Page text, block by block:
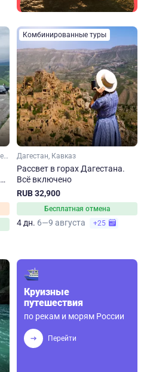
Кавказ, Северная Осетия, Ингушетия
Комбинированные туры
Дагестан, Кавказ
Рассвет в горах Дагестана.
Всё включено
RUB 32,900
Бесплатная отмена
4 дн. 6—9 августа +25
Круизные
путешествия
по рекам и морям России
Перейти